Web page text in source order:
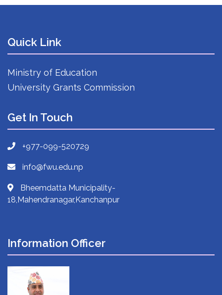
Quick Link
Ministry of Education
University Grants Commission
Get In Touch
+977-099-520729
info@fwu.edu.np
Bheemdatta Municipality-
18,Mahendranagar,Kanchanpur
Information Officer